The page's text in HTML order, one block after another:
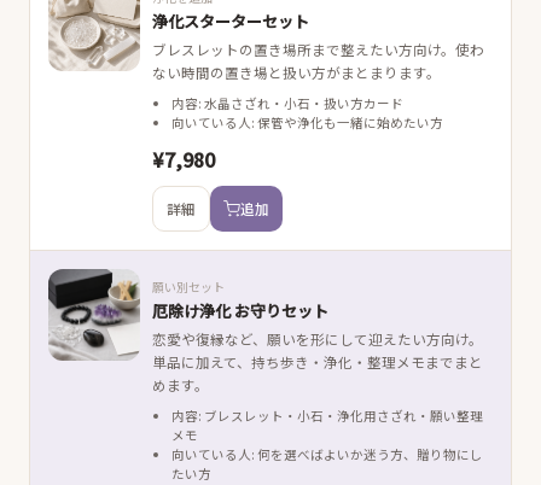
浄化スターターセット
ブレスレットの置き場所まで整えたい方向け。使わ
ない時間の置き場と扱い方がまとまります。
内容: 水晶さざれ・小石・扱い方カード
向いている人: 保管や浄化も一緒に始めたい方
¥7,980
詳細 追加
願い別セット
厄除け浄化 お守りセット
恋愛や復縁など、願いを形にして迎えたい方向け。
単品に加えて、持ち歩き・浄化・整理メモまでまと
めます。
内容: ブレスレット・小石・浄化用さざれ・願い整理
メモ
向いている人: 何を選べばよいか迷う方、贈り物にし
たい方